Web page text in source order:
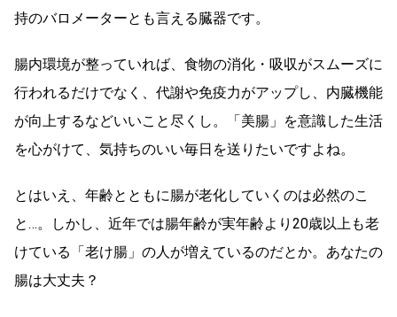
持のバロメーターとも言える臓器です。
腸内環境が整っていれば、食物の消化・吸収がスムーズに
行われるだけでなく、代謝や免疫力がアップし、内臓機能
が向上するなどいいこと尽くし。「美腸」を意識した生活
を心がけて、気持ちのいい毎日を送りたいですよね。
とはいえ、年齢とともに腸が老化していくのは必然のこ
と…。しかし、近年では腸年齢が実年齢より20歳以上も老
けている「老け腸」の人が増えているのだとか。あなたの
腸は大丈夫？